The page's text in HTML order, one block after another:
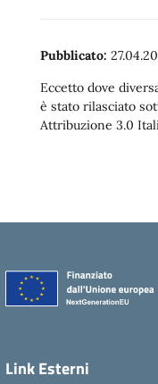
Pubblicato:
Eccetto dove
è stato rilasciato
Attribuzione 3.0
Link Esterni